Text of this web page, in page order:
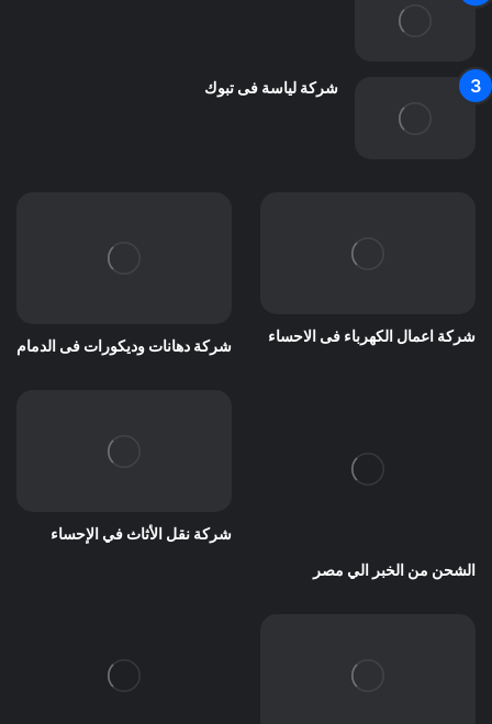
شركة لياسة فى تبوك
شركة اعمال الكهرباء فى الاحساء
شركة دهانات وديكورات فى الدمام
الشحن من الخبر الي مصر
شركة نقل الأثاث في الإحساء